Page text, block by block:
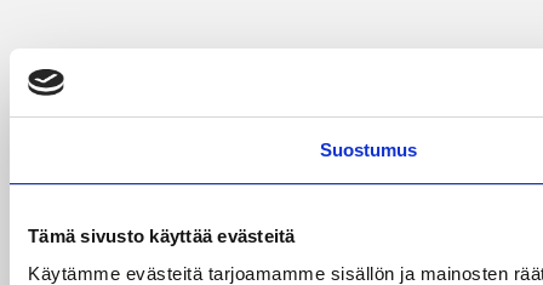
Suostumus
Tämä sivusto käyttää evästeitä
Käytämme evästeitä tarjoamamme sisällön ja mainosten